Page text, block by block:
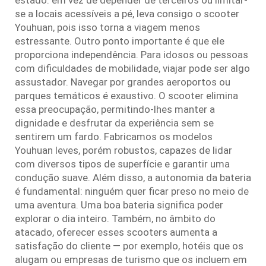
se a locais acessíveis a pé, leva consigo o scooter
Youhuan, pois isso torna a viagem menos
estressante. Outro ponto importante é que ele
proporciona independência. Para idosos ou pessoas
com dificuldades de mobilidade, viajar pode ser algo
assustador. Navegar por grandes aeroportos ou
parques temáticos é exaustivo. O scooter elimina
essa preocupação, permitindo-lhes manter a
dignidade e desfrutar da experiência sem se
sentirem um fardo. Fabricamos os modelos
Youhuan leves, porém robustos, capazes de lidar
com diversos tipos de superfície e garantir uma
condução suave. Além disso, a autonomia da bateria
é fundamental: ninguém quer ficar preso no meio de
uma aventura. Uma boa bateria significa poder
explorar o dia inteiro. Também, no âmbito do
atacado, oferecer esses scooters aumenta a
satisfação do cliente — por exemplo, hotéis que os
alugam ou empresas de turismo que os incluem em